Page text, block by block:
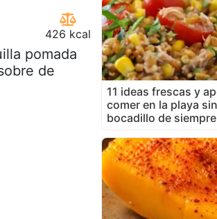
426 kcal
pomada
de
11 ideas frescas y
comer en la playa
bocadillo de siempre